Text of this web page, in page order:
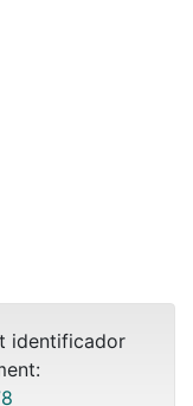
identificador